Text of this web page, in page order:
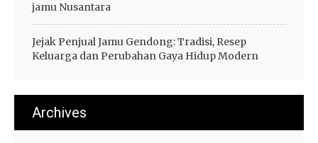
jamu Nusantara
Jejak Penjual Jamu Gendong: Tradisi, Resep
Keluarga dan Perubahan Gaya Hidup Modern
Archives